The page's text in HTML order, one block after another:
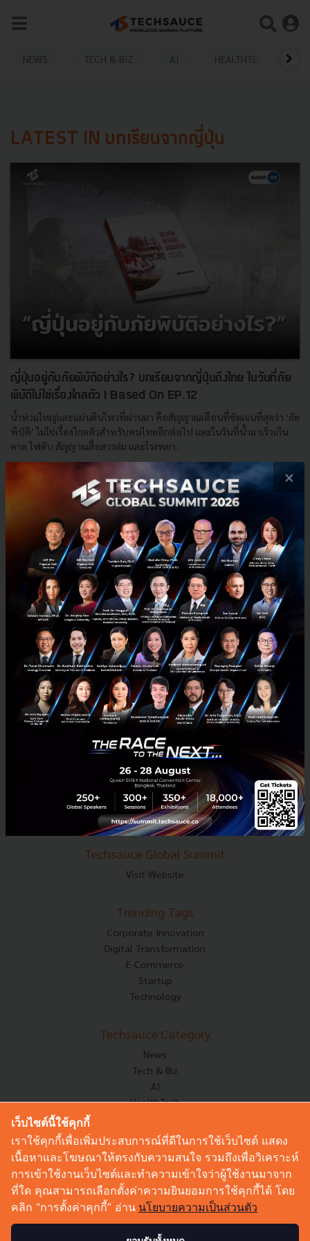
NEWS TECH & BIZ AI HEALTHTECH
LATEST IN บทเรียนจากญี่ปุ่น
ญี่ปุ่นอยู่กับภัยพิบัติอย่างไร? บทเรียนจากญี่ปุ่นถึงไทย ในวันที่ภัย
พิบัติไม่ใช่เรื่องไกลตัว I Based On EP.12
น้ำท่วมใหญ่และแผ่นดินไหวที่ผ่านมา คือสัญญาณเตือนที่ชัดเจนที่สุดว่า ‘ภัย
พิบัติ’ ไม่ใช่เรื่องไกลตัวสำหรับคนไทยอีกต่อไป และในวันที่น้ำมาเร็วเกิน
คาด ไฟดับ สัญญาณสื่อสารล่ม และโรงพยา...
กุมภาพันธ์ 25, 2026
Techsauce Team
TS Video น้ำท่วม ภัยพิบัติ UrbanResilience
บทเรียนจากญี่ปุ่น
E-mail :contact@techsauce.co
Tel : 02-001-5375
Mobile : 06-4658-9500
Techsauce Media
Techsauce Services
Privacy Policy
ส่งบทความ
Techsauce Global Summit
Visit Website
Trending Tags
Corporate Innovation
Digital Transformation
E-Commerce
Startup
Technology
Techsauce Category
News
Tech & Biz
AI
HealthTech
Corp Innov
Saucy Thoughts
Sustainable
Videos
Podcast
×
เว็บไซต์นี้ใช้คุกกี้
เราใช้คุกกี้เพื่อเพิ่มประสบการณ์ที่ดีในการใช้เว็บไซต์ แสดง
เนื้อหาและโฆษณาให้ตรงกับความสนใจ รวมถึงเพื่อวิเคราะห์
การเข้าใช้งานเว็บไซต์และทำความเข้าใจว่าผู้ใช้งานมาจาก
ที่ใด คุณสามารถเลือกตั้งค่าความยินยอมการใช้คุกกี้ได้ โดย
คลิก “การตั้งค่าคุกกี้” อ่าน นโยบายความเป็นส่วนตัว